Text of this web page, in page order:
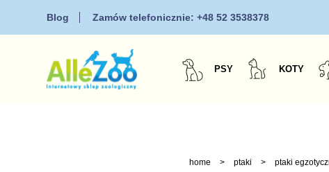
Blog Zamów telefonicznie:+48 52 3538378
PSY KOTY
home > ptaki > ptaki